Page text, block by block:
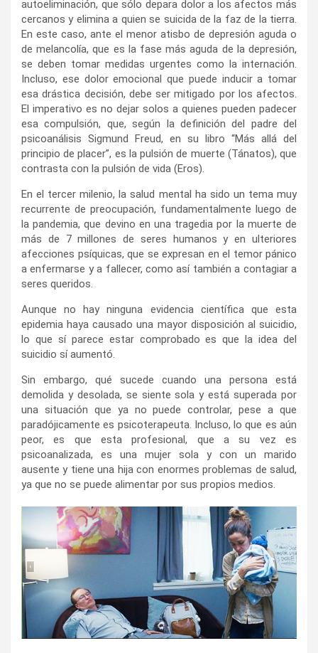
autoeliminación, que sólo depara dolor a los afectos más
cercanos y elimina a quien se suicida de la faz de la tierra.
En este caso, ante el menor atisbo de depresión aguda o
de melancolía, que es la fase más aguda de la depresión,
se deben tomar medidas urgentes como la internación.
Incluso, ese dolor emocional que puede inducir a tomar
esa drástica decisión, debe ser mitigado por los afectos.
El imperativo es no dejar solos a quienes pueden padecer
esa compulsión, que, según la definición del padre del
psicoanálisis Sigmund Freud, en su libro “Más allá del
principio de placer”, es la pulsión de muerte (Tánatos), que
contrasta con la pulsión de vida (Eros).
En el tercer milenio, la salud mental ha sido un tema muy
recurrente de preocupación, fundamentalmente luego de
la pandemia, que devino en una tragedia por la muerte de
más de 7 millones de seres humanos y en ulteriores
afecciones psíquicas, que se expresan en el temor pánico
a enfermarse y a fallecer, como así también a contagiar a
seres queridos.
Aunque no hay ninguna evidencia científica que esta
epidemia haya causado una mayor disposición al suicidio,
lo que sí parece estar comprobado es que la idea del
suicidio sí aumentó.
Sin embargo, qué sucede cuando una persona está
demolida y desolada, se siente sola y está superada por
una situación que ya no puede controlar, pese a que
paradójicamente es psicoterapeuta. Incluso, lo que es aún
peor, es que esta profesional, que a su vez es
psicoanalizada, es una mujer sola y con un marido
ausente y tiene una hija con enormes problemas de salud,
ya que no se puede alimentar por sus propios medios.